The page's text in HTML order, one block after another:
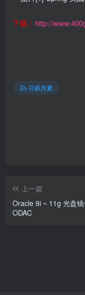
下载： http://
日积月累
上一篇
Oracle 9i ~ 11g 光盘
ODAC